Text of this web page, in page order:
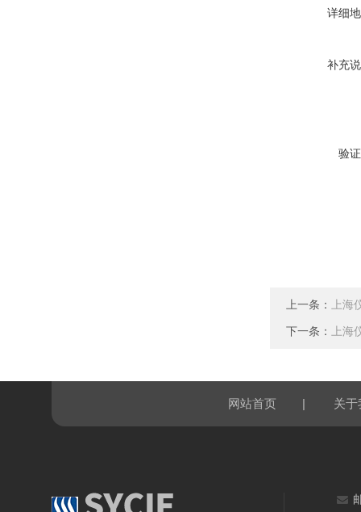
详细
补充
验
上一条： 上海
下一条： 上海
网站首页 | 关于